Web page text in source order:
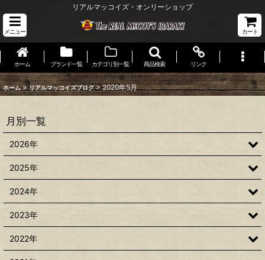
リアルマッコイズ・オンリーショップ
メニュー カート
ホーム ブランド一覧 カテゴリ別一覧 商品検索 リンク
ホーム > リアルマッコイズブログ > 2020年5月
月別一覧
2026年
2025年
2024年
2023年
2022年